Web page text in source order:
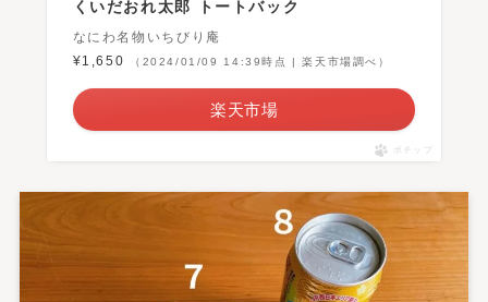
くいだおれ太郎 トートバック
なにわ名物いちびり庵
¥1,650
（2024/01/09 14:39時点 | 楽天市場調べ）
楽天市場
ポチップ